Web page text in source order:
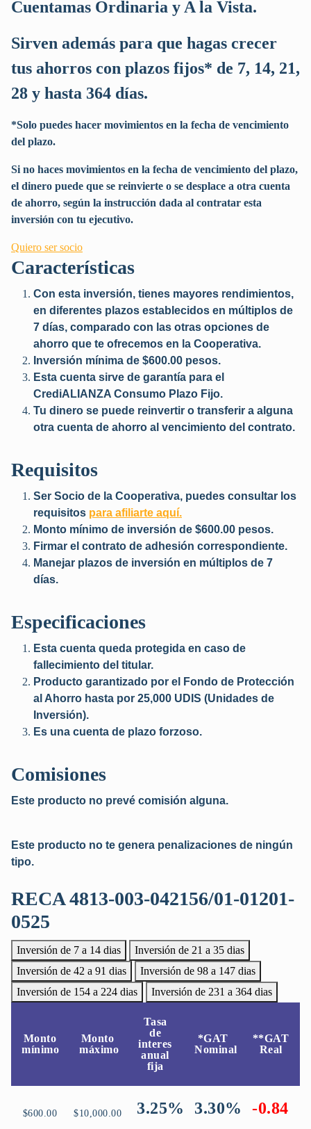
Cuentamas Ordinaria y A la Vista.
Sirven además para que hagas crecer
tus ahorros con plazos fijos* de 7, 14, 21,
28 y hasta 364 días.
*Solo puedes hacer movimientos en la fecha de vencimiento
del plazo.
Si no haces movimientos en la fecha de vencimiento del plazo,
el dinero puede que se reinvierte o se desplace a otra cuenta
de ahorro, según la instrucción dada al contratar esta
inversión con tu ejecutivo.
Quiero ser socio
Características
Con esta inversión, tienes mayores rendimientos,
en diferentes plazos establecidos en múltiplos de
7 días, comparado con las otras opciones de
ahorro que te ofrecemos en la Cooperativa.
Inversión mínima de $600.00 pesos.
Esta cuenta sirve de garantía para el
CrediALIANZA Consumo Plazo Fijo.
Tu dinero se puede reinvertir o transferir a alguna
otra cuenta de ahorro al vencimiento del contrato.
Requisitos
Ser Socio de la Cooperativa, puedes consultar los
requisitos para afiliarte aquí.
Monto mínimo de inversión de $600.00 pesos.
Firmar el contrato de adhesión correspondiente.
Manejar plazos de inversión en múltiplos de 7
días.
Especificaciones
Esta cuenta queda protegida en caso de
fallecimiento del titular.
Producto garantizado por el Fondo de Protección
al Ahorro hasta por 25,000 UDIS (Unidades de
Inversión).
Es una cuenta de plazo forzoso.
Comisiones
Este producto no prevé comisión alguna.
Este producto no te genera penalizaciones de ningún
tipo.
RECA 4813-003-042156/01-01201-
0525
Inversión de 7 a 14 dias
Inversión de 21 a 35 dias
Inversión de 42 a 91 dias
Inversión de 98 a 147 dias
Inversión de 154 a 224 dias
Inversión de 231 a 364 dias
Monto
mínimo
Monto
máximo
Tasa
de
interes
anual
fija
*GAT
Nominal
**GAT
Real
$600.00 $10,000.00 3.25% 3.30% -0.84